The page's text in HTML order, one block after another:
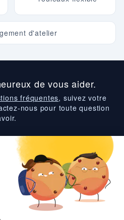
d'atelier
de vous aider.
fréquentes, suivez votre
nous pour toute question
nous